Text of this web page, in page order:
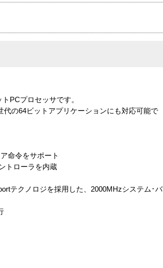
PCプロセッサです。
の64ビットアプリケーションにも対応可能で
命令をサポート
トローラを内蔵
テクノロジを採用した、2000MHzシステム･バ